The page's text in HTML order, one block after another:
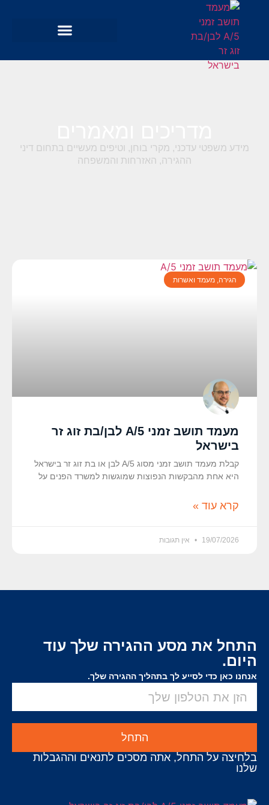
מידע משפטי עדכני, מקרי בוחן, וטיפים מעשיים בתחום דיני
ההגירה, האזרחות והמשפחה
הגירה, מעמד ואשרות
מעמד תושב זמני A/5 לבן/בת זוג זר
בישראל
קבלת מעמד תושב זמני מסוג A/5 לבן או בת זוג זר בישראל
היא אחת מהבקשות הנפוצות שמוגשות למשרד הפנים על
קרא עוד »
19/07/2026 אין תגובות
התחל את מסע ההגירה שלך עוד
היום.
אנחנו כאן כדי לסייע לך בתהליך ההגירה שלך.
התחל
בלחיצה על התחל, אתה מסכים לתנאים וההגבלות
שלנו